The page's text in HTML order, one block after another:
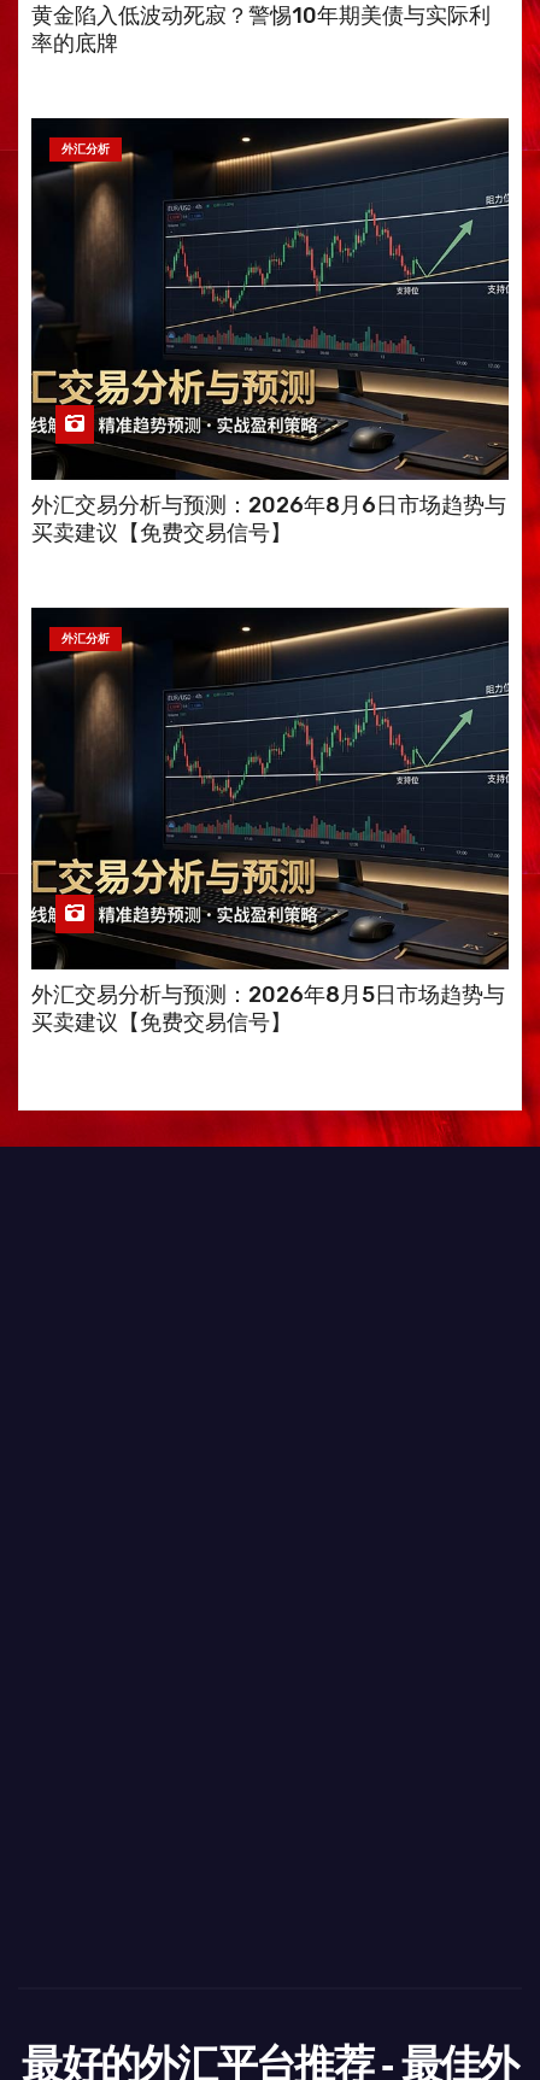
黄金陷入低波动死寂？警惕10年期美债与实际利
率的底牌
外汇分析
外汇交易分析与预测：2026年8月6日市场趋势与
买卖建议【免费交易信号】
外汇分析
外汇交易分析与预测：2026年8月5日市场趋势与
买卖建议【免费交易信号】
最好的外汇平台推荐 - 最佳外